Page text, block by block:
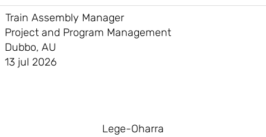
Train Assembly Manager
Project and Program Management
Dubbo, AU
13 jul 2026
Lege-Oharra